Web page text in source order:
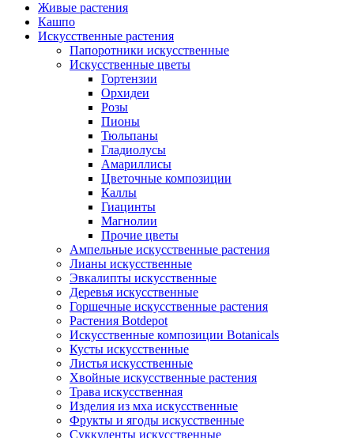
Живые растения
Кашпо
Искусственные растения
Папоротники искусственные
Искусственные цветы
Гортензии
Орхидеи
Розы
Пионы
Тюльпаны
Гладиолусы
Амариллисы
Цветочные композиции
Каллы
Гиацинты
Магнолии
Прочие цветы
Ампельные искусственные растения
Лианы искусственные
Эвкалипты искусственные
Деревья искусственные
Горшечные искусственные растения
Растения Botdepot
Искусственные композиции Botanicals
Кусты искусственные
Листья искусственные
Хвойные искусственные растения
Трава искусственная
Изделия из мха искусственные
Фрукты и ягоды искусственные
Суккуленты искусственные